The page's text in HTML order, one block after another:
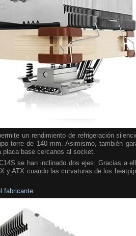
un rendimiento de refrigeración
torre de 140 mm. Asimismo, también
base cercanos al socket.
se han inclinado dos ejes. Gracias a
y ATX cuando las curvaturas de los
fabricante